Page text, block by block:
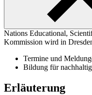
Nations Educational,
Kommission wird in
Termine und
Bildung für
Erläuterung